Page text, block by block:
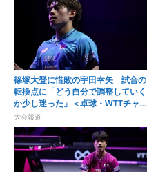
篠塚大登に惜敗の宇田幸矢 試合の
転換点に「どう自分で調整していく
か少し迷った」＜卓球・WTTチャン
ピオンズ横浜2026＞
大会報道